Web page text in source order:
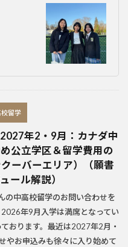
留学
年2・9月：カナダ中
公立学区＆留学費用の
ーバーエリア）（願書
ール解説）
の中高校留学のお問い合わせを
年9月入学は満席となってい
おります。最近は2027年2月・
やお申込みも徐々に入り始めて